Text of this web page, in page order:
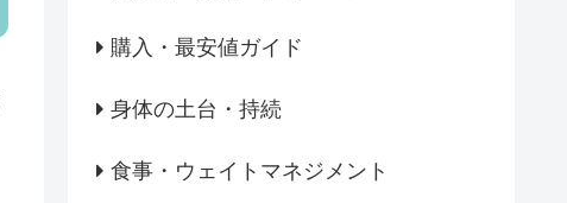
購入・最安値ガイド
身体の土台・持続
食事・ウェイトマネジメント